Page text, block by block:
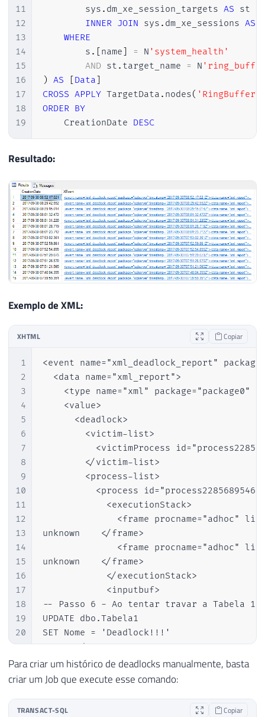
11
12
13
14
15
16
17
18
19
        sys
. dm_xe_session_targets AS st
INNER JOIN sys . dm_xe_sessions AS
WHERE
        s
. [name] = N 'system_health'
AND st . target_name = N
) AS [Data]
CROSS APPLY TargetData . nodes(
ORDER BY
    CreationDate
DESC
Resultado:
Exemplo de XML:
XHTML Copiar
1
2
3
4
5
6
7
8
9
10
11
12
13
14
15
16
17
18
19
20
21
22
23
<event name="xml_deadlock_report"
  <data name="xml_report">
<type name="xml" package="package0" /
    <value>
      <deadlock>
        <victim-list>
<victimProcess
        </victim-list>
        <process-list>
<process
            <executionStack>
<frame procname="adhoc"
unknown    </frame>
<frame procname="adhoc"
unknown    </frame>
            </executionStack>
            <inputbuf>
-- Passo 6 - Ao tentar travar a Tabela
UPDATE dbo.Tabela1
SET Nome = 'Deadlock!!!'
WHERE Id = 1
   </inputbuf>
<process
Para criar um histórico de deadlocks manualmente, basta
criar um Job que execute esse comando:
TRANSACT-SQL Copiar